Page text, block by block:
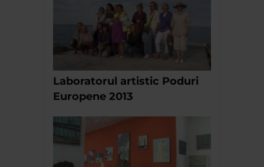
Laboratorul artistic Poduri
Europene 2013